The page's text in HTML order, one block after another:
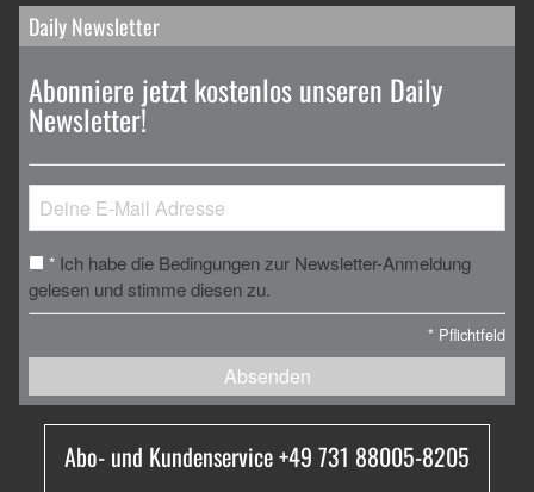
Daily Newsletter
Abonniere jetzt kostenlos unseren Daily
Newsletter!
* Ich habe die Bedingungen zur Newsletter-Anmeldung
gelesen und stimme diesen zu.
* Pflichtfeld
Absenden
Abo- und Kundenservice +49 731 88005-8205